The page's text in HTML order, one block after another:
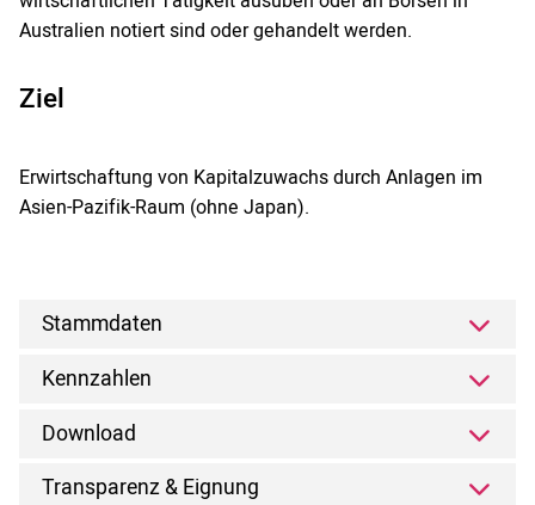
Australien notiert sind oder gehandelt werden.
Ziel
Erwirtschaftung von Kapitalzuwachs durch Anlagen im
Asien-Pazifik-Raum (ohne Japan).
Stammdaten
Kennzahlen
Download
Transparenz & Eignung